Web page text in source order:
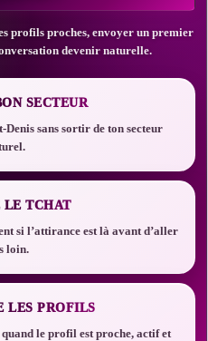
profils proches, envoyer un premier
devenir naturelle.
SECTEUR
sans sortir de ton secteur
LE TCHAT
si l’attirance est là avant d’aller
loin.
LES PROFILS
le profil est proche, actif et